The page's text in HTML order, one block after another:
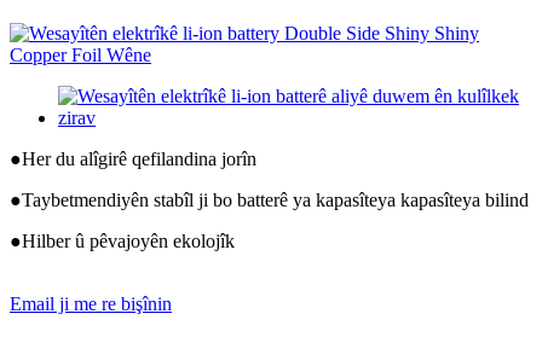
●Her du alîgirê qefilandina jorîn
●Taybetmendiyên stabîl ji bo batterê ya kapasîteya kapasîteya bilind
●Hilber û pêvajoyên ekolojîk
Email ji me re bişînin